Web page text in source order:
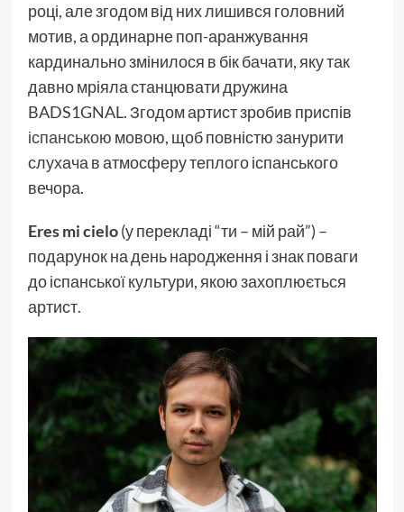
році, але згодом від них лишився головний
мотив, а ординарне поп-аранжування
кардинально змінилося в бік бачати, яку так
давно мріяла станцювати дружина
BADS1GNAL. Згодом артист зробив приспів
іспанською мовою, щоб повністю занурити
слухача в атмосферу теплого іспанського
вечора.
Eres mi cielo(у перекладі “ти – мій рай”) –
подарунок на день народження і знак поваги
до іспанської культури, якою захоплюється
артист.